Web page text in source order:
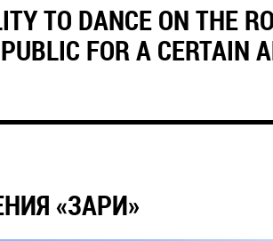
TO DANCE ON THE
FOR A CERTAIN
«ЗАРИ»